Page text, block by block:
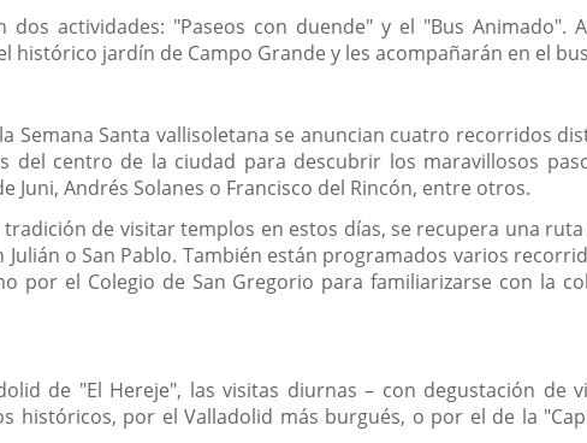
actividades: "Paseos con duende" y el "Bus Animado".
jardín de Campo Grande y les acompañarán en el
Semana Santa vallisoletana se anuncian cuatro recorridos
del centro de la ciudad para descubrir los maravillosos
Juni, Andrés Solanes o Francisco del Rincón, entre otros.
tradición de visitar templos en estos días, se recupera una
Julián o San Pablo. También están programados varios
por el Colegio de San Gregorio para familiarizarse con la
de "El Hereje", las visitas diurnas – con degustación de
históricos, por el Valladolid más burgués, o por el de la